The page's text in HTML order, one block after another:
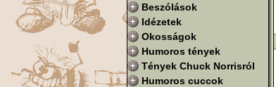
Beszólások
Idézetek
Okosságok
Humoros tények
Tények Chuck Norrisról
Humoros cuccok